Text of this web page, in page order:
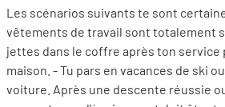
Les scénarios suivants te sont
vêtements de travail sont totalement
jettes dans le coffre après ton service
maison. - Tu pars en vacances de ski
voiture. Après une descente réussie